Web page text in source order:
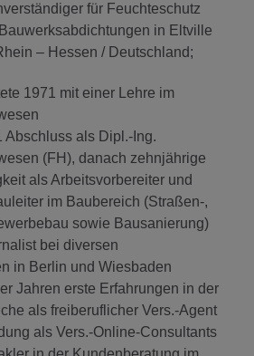
für Feuchteschutz
in Eltville
– Hessen / Deutschland;
1971 mit einer Lehre im
Abschluss als Dipl.-Ing.
(FH), danach zehnjährige
als Arbeitsvorbereiter und
im Baubereich (Straßen-,
sowie Bausanierung)
bei diversen
in Berlin und Wiesbaden
Jahren erste Erfahrungen in der
als freiberuflicher Vers.-Agent
als Vers.-Online-Consultants